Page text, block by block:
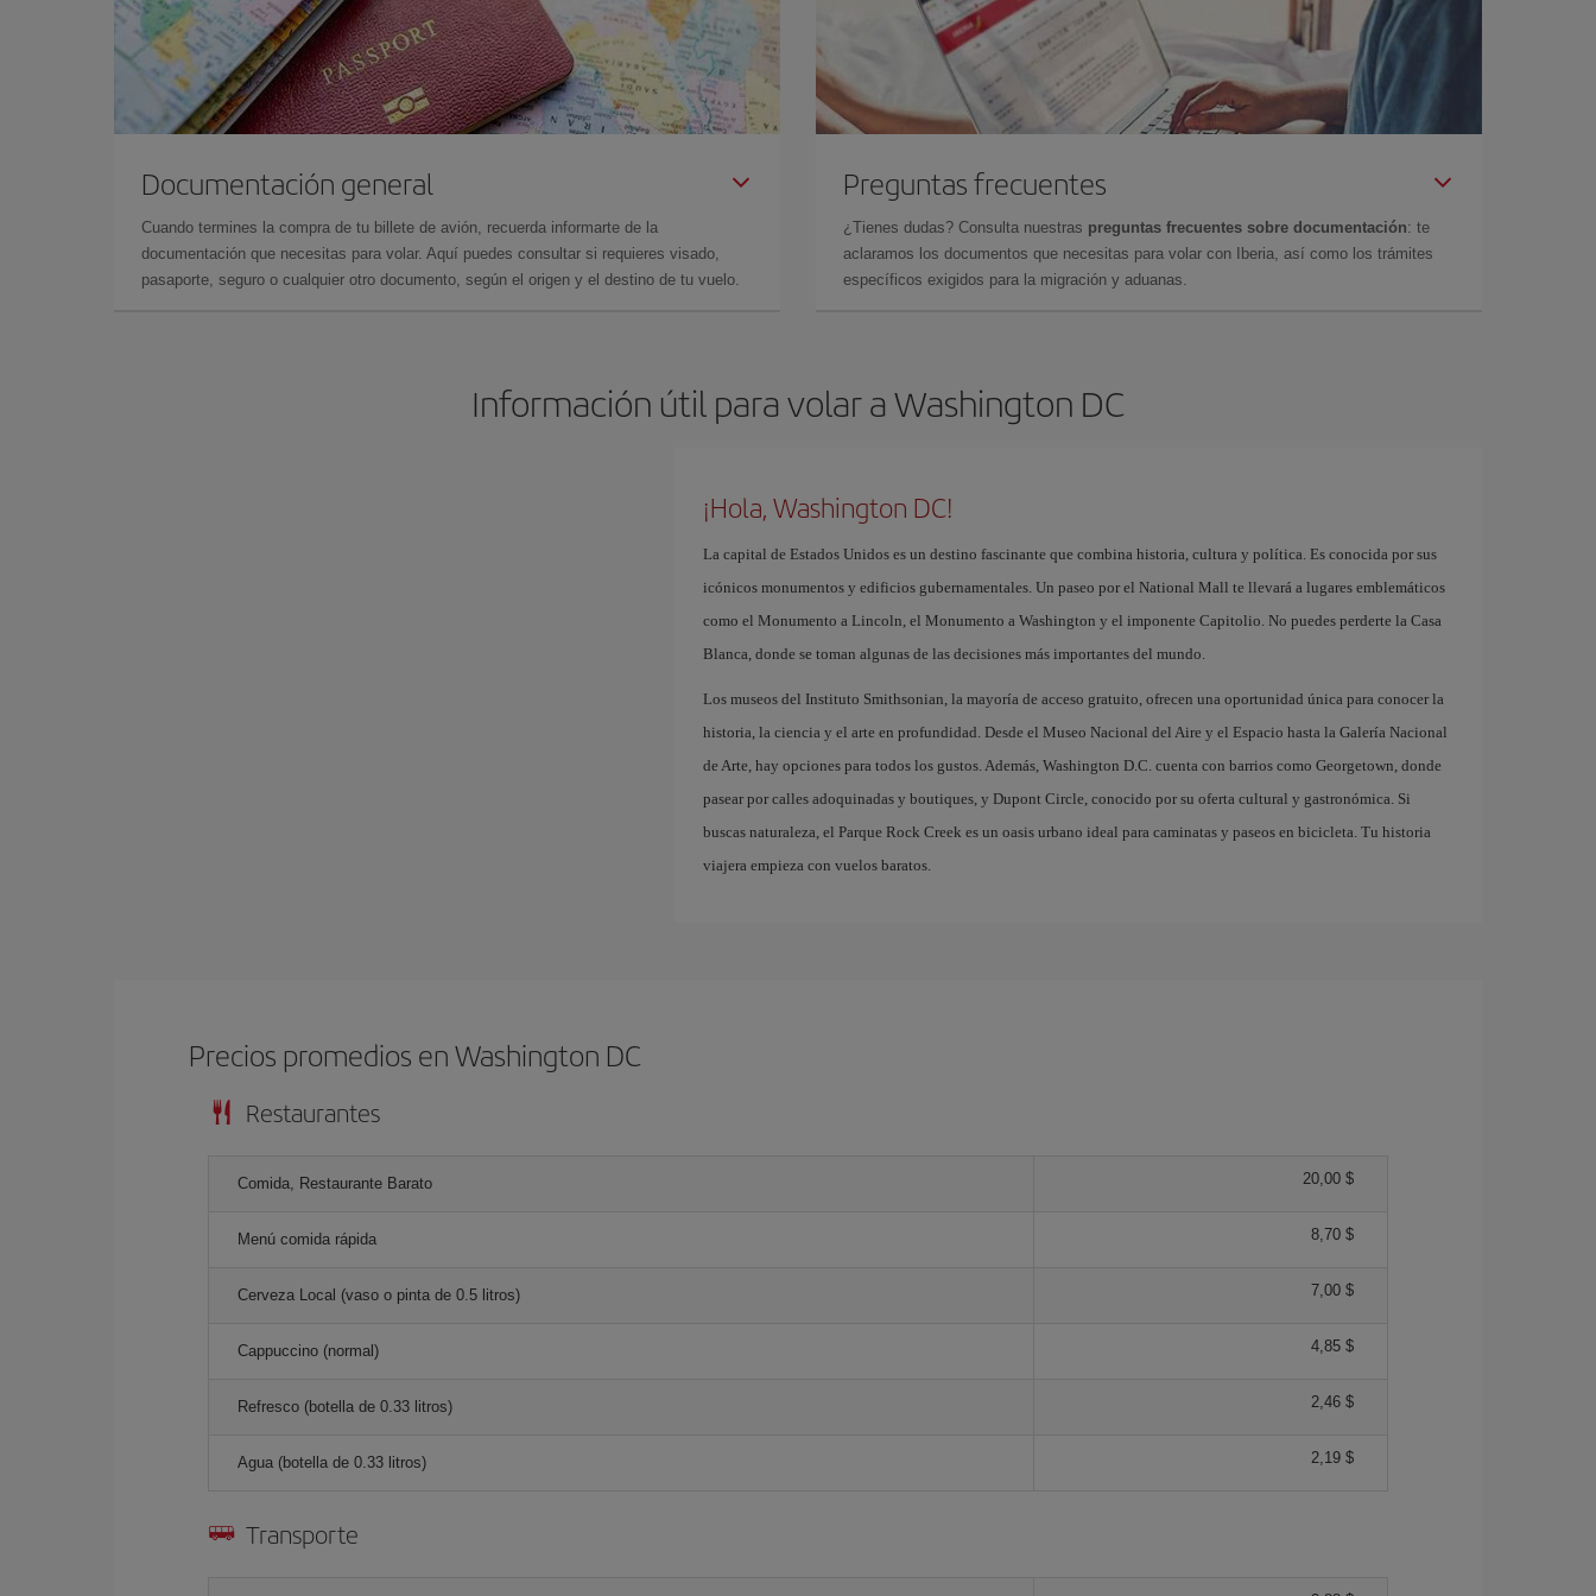
Documentación general
Cuando termines la compra de tu billete de avión, recuerda informarte de la
documentación que necesitas para volar. Aquí puedes consultar si requieres visado,
pasaporte, seguro o cualquier otro documento, según el origen y el destino de tu vuelo.
Preguntas frecuentes
¿Tienes dudas? Consulta nuestras preguntas frecuentes sobre documentación: te
aclaramos los documentos que necesitas para volar con Iberia, así como los trámites
específicos exigidos para la migración y aduanas.
Información útil para volar a Washington DC
¡Hola, Washington DC!
La capital de Estados Unidos es un destino fascinante que combina historia, cultura y política. Es conocida por sus
icónicos monumentos y edificios gubernamentales. Un paseo por el National Mall te llevará a lugares emblemáticos
como el Monumento a Lincoln, el Monumento a Washington y el imponente Capitolio. No puedes perderte la Casa
Blanca, donde se toman algunas de las decisiones más importantes del mundo.
Los museos del Instituto Smithsonian, la mayoría de acceso gratuito, ofrecen una oportunidad única para conocer la
historia, la ciencia y el arte en profundidad. Desde el Museo Nacional del Aire y el Espacio hasta la Galería Nacional
de Arte, hay opciones para todos los gustos. Además, Washington D.C. cuenta con barrios como Georgetown, donde
pasear por calles adoquinadas y boutiques, y Dupont Circle, conocido por su oferta cultural y gastronómica. Si
buscas naturaleza, el Parque Rock Creek es un oasis urbano ideal para caminatas y paseos en bicicleta. Tu historia
viajera empieza con vuelos baratos.
Precios promedios en Washington DC
Restaurantes
Comida, Restaurante Barato 20,00 $
Menú comida rápida 8,70 $
Cerveza Local (vaso o pinta de 0.5 litros) 7,00 $
Cappuccino (normal) 4,85 $
Refresco (botella de 0.33 litros) 2,46 $
Agua (botella de 0.33 litros) 2,19 $
Transporte